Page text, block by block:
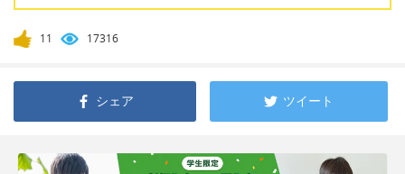
11 17316
シェア ツイート